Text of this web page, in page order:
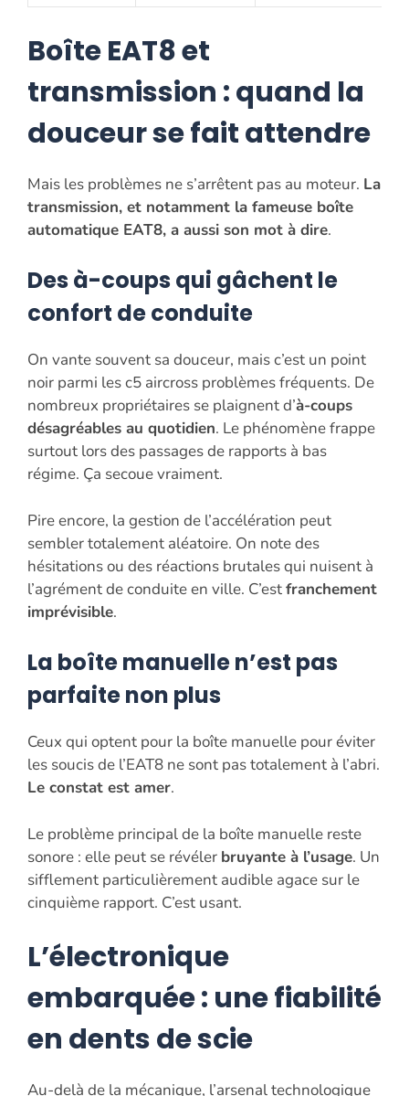
Boîte EAT8 et
transmission : quand la
douceur se fait attendre
Mais les problèmes ne s’arrêtent pas au moteur. La
transmission, et notamment la fameuse boîte
automatique EAT8, a aussi son mot à dire.
Des à-coups qui gâchent le
confort de conduite
On vante souvent sa douceur, mais c’est un point
noir parmi les c5 aircross problèmes fréquents. De
nombreux propriétaires se plaignent d’à-coups
désagréables au quotidien. Le phénomène frappe
surtout lors des passages de rapports à bas
régime. Ça secoue vraiment.
Pire encore, la gestion de l’accélération peut
sembler totalement aléatoire. On note des
hésitations ou des réactions brutales qui nuisent à
l’agrément de conduite en ville. C’estfranchement
imprévisible.
La boîte manuelle n’est pas
parfaite non plus
Ceux qui optent pour la boîte manuelle pour éviter
les soucis de l’EAT8 ne sont pas totalement à l’abri.
Le constat est amer.
Le problème principal de la boîte manuelle reste
sonore : elle peut se révéler bruyante à l’usage. Un
sifflement particulièrement audible agace sur le
cinquième rapport. C’est usant.
L’électronique
embarquée : une fiabilité
en dents de scie
Au-delà de la mécanique, l’arsenal technologique